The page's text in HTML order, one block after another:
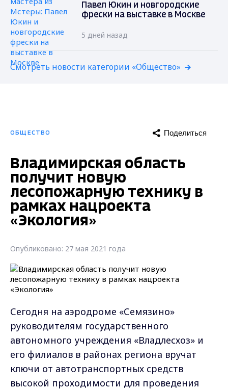
Павел Юкин и новгородские
фрески на выставке в Москве
5 дней назад
Смотреть новости категории «Общество»
ОБЩЕСТВО Поделиться
Владимирская область
получит новую
лесопожарную технику в
рамках нацроекта
«Экология»
Опубликовано: 27 мая 2021 года
Сегодня на аэродроме «Семязино»
руководителям государственного
автономного учреждения «Владлесхоз» и
его филиалов в районах региона вручат
ключи от автотранспортных средств
высокой проходимости для проведения